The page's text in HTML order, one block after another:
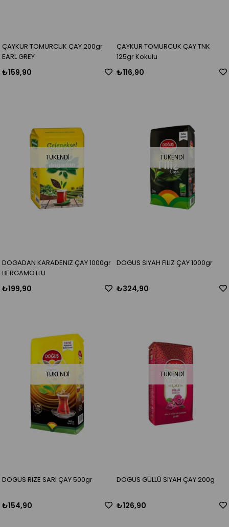
ÇAYKUR TOMURCUK ÇAY 200gr
EARL GREY
₺159,90
ÇAYKUR TOMURCUK ÇAY TNK
125gr Kokulu
₺116,90
TÜKENDI
DOGADAN KARADENIZ ÇAY 1000gr
BERGAMOTLU
₺199,90
TÜKENDI
DOGUS SIYAH FILIZ ÇAY 1000gr
₺324,90
TÜKENDI
DOGUS RIZE SARI ÇAY 500gr
₺154,90
TÜKENDI
DOGUS GÜLLÜ SIYAH ÇAY 200g
₺126,90